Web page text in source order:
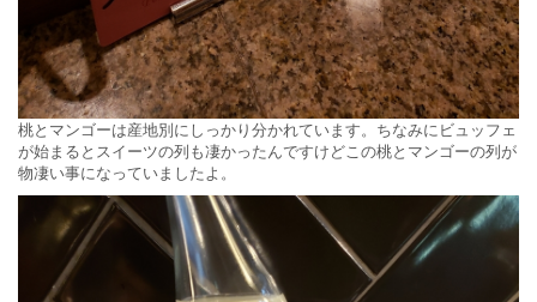
桃とマンゴーは産地別にしっかり分かれています。ちなみにビュッフェ
が始まるとスイーツの列も凄かったんですけどこの桃とマンゴーの列が
物凄い事になっていましたよ。